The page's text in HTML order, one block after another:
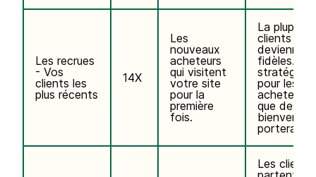
Les recrues
- Vos
clients les
plus récents
14X
Les
nouveaux
acheteurs
qui visitent
votre site
pour la
première
fois.
La plupart
clients ne
fidèles.
stratégies
pour les
acheteurs,
que des
bienvenue,
portera
Les clients